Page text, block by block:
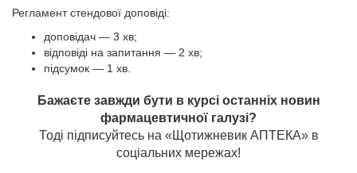
Регламент стендової доповіді:
доповідач — 3 хв;
відповіді на запитання — 2 хв;
підсумок — 1 хв.
Бажаєте завжди бути в курсі останніх новин
фармацевтичної галузі?
Тоді підписуйтесь на «Щотижневик АПТЕКА» в
соціальних мережах!